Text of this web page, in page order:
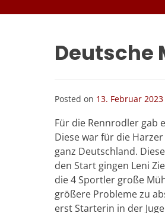
Deutsche
Posted on 13. Februar 2023
Für die Rennrodler gab
Diese war für die
ganz Deutschland.
den Start gingen Leni
die 4 Sportler große
größere Probleme zu
erst Starterin in der